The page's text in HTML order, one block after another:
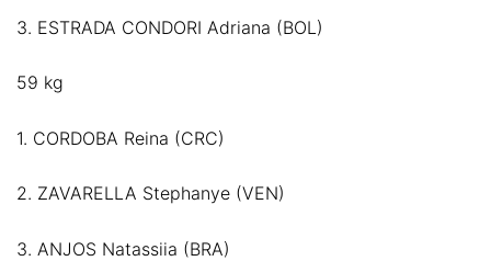
3. ESTRADA CONDORI Adriana (BOL)
59 kg
1. CORDOBA Reina (CRC)
2. ZAVARELLA Stephanye (VEN)
3. ANJOS Natassiia (BRA)